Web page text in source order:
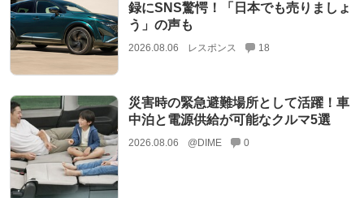
録にSNS驚愕！「日本でも売りましょ
う」の声も
2026.08.06 レスポンス 18
災害時の緊急避難場所として活躍！車
中泊と電源供給が可能なクルマ5選
2026.08.06 @DIME 0